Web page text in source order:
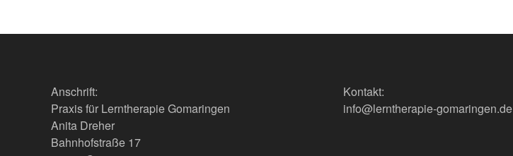
Anschrift:
Praxis für Lerntherapie Gomaringen
Anita Dreher
Bahnhofstraße 17
Kontakt:
info@lerntherapie-gomaringen.de